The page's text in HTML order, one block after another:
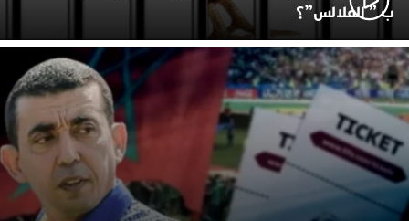
ب ” الفلالس”؟